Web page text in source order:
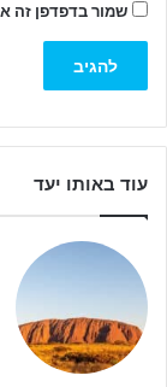
שמור בדפדפן זה
עוד באותו יעד